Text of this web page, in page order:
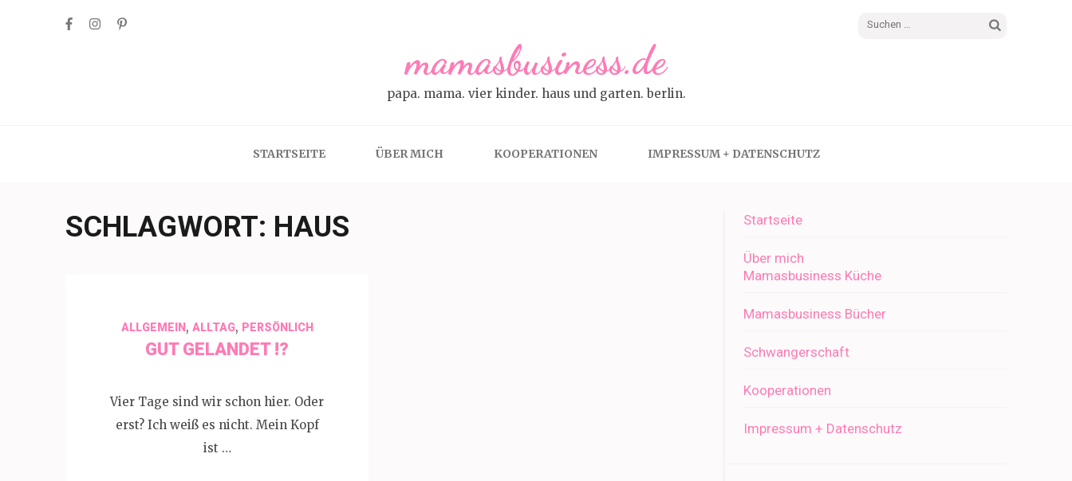
Suchen
mamasbusiness.de
papa. mama. vier kinder. haus und garten. berlin.
STARTSEITE ÜBER MICH KOOPERATIONEN IMPRESSUM + DATENSCHUTZ
SCHLAGWORT: HAUS
ALLGEMEIN, ALLTAG, PERSÖNLICH
GUT GELANDET !?
Vier Tage sind wir schon hier. Oder
erst? Ich weiß es nicht. Mein Kopf
ist …
Startseite
Über mich
Mamasbusiness Küche
Mamasbusiness Bücher
Schwangerschaft
Kooperationen
Impressum + Datenschutz